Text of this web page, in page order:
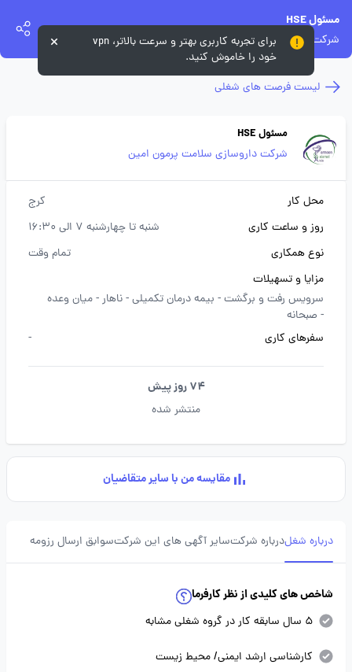
مسئول HSE
شرکت داروسازی سلامت پرمون امین
لیست فرصت های شغلی
مسئول HSE
شرکت داروسازی سلامت پرمون امین
محل کار
کرج
روز و ساعت کاری
شنبه تا چهارشنبه 7 الی 16:30
نوع همکاری
تمام وقت
مزایا و تسهیلات
سرویس رفت و برگشت - بیمه درمان تکمیلی -ناهار -میان وعده
- صبحانه
سفرهای کاری
-
74 روز پیش
منتشر شده
مقایسه من با سایر متقاضیان
درباره شغلدرباره شرکتسایر آگهی های این شرکتسوابق ارسال رزومه
شاخص های کلیدی از نظر کارفرما
5 سال سابقه کار در گروه شغلی مشابه
کارشناسی ارشد ایمنی/ محیط زیست
برای تجربه کاربری بهتر و سرعت بالاتر، vpn
خود را خاموش کنید.